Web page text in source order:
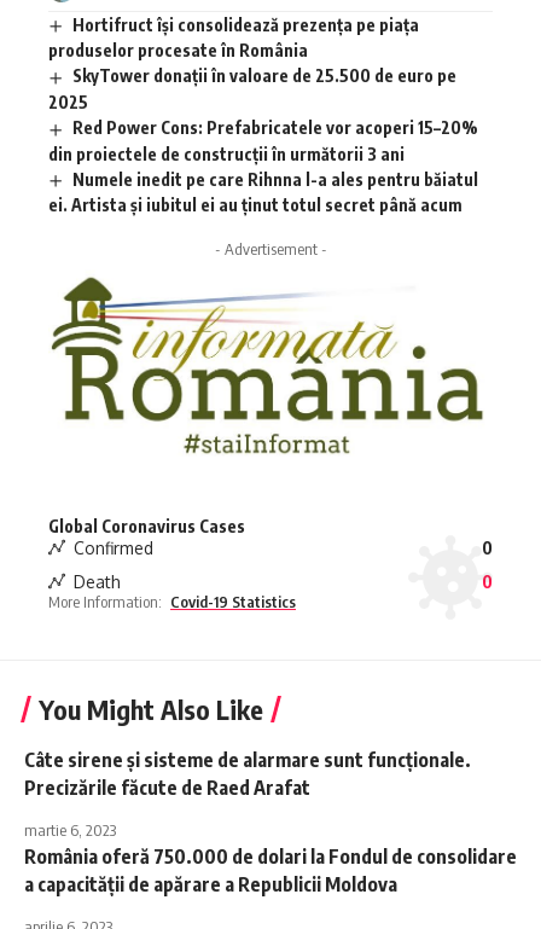
Hortifruct își consolidează prezența pe piața
produselor procesate în România
SkyTower donații în valoare de 25.500 de euro pe
2025
Red Power Cons: Prefabricatele vor acoperi 15–20%
din proiectele de construcții în următorii 3 ani
Numele inedit pe care Rihnna l-a ales pentru băiatul
ei. Artista și iubitul ei au ținut totul secret până acum
- Advertisement -
Global Coronavirus Cases
Confirmed
0
Death
0
More Information: Covid-19 Statistics
You Might Also Like
Câte sirene și sisteme de alarmare sunt funcționale.
Precizările făcute de Raed Arafat
martie 6, 2023
România oferă 750.000 de dolari la Fondul de consolidare
a capacităţii de apărare a Republicii Moldova